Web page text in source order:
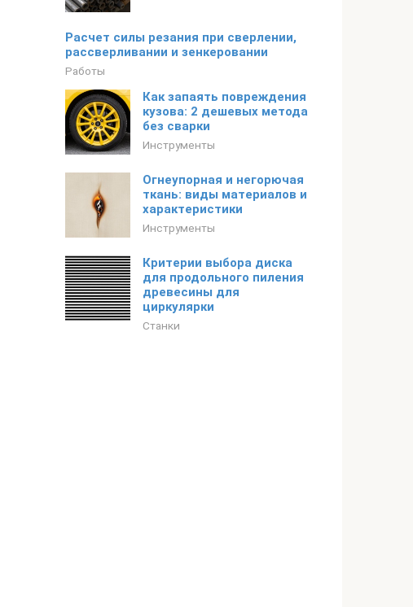
Расчет силы резания при сверлении,
рассверливании и зенкеровании
Работы
Как запаять повреждения
кузова: 2 дешевых метода
без сварки
Инструменты
Огнеупорная и негорючая
ткань: виды материалов и
характеристики
Инструменты
Критерии выбора диска
для продольного пиления
древесины для
циркулярки
Станки